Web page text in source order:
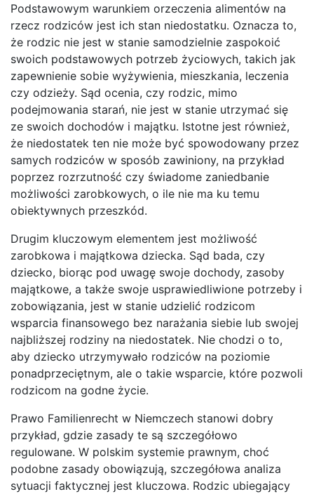
Podstawowym warunkiem orzeczenia alimentów na
rzecz rodziców jest ich stan niedostatku. Oznacza to,
że rodzic nie jest w stanie samodzielnie zaspokoić
swoich podstawowych potrzeb życiowych, takich jak
zapewnienie sobie wyżywienia, mieszkania, leczenia
czy odzieży. Sąd ocenia, czy rodzic, mimo
podejmowania starań, nie jest w stanie utrzymać się
ze swoich dochodów i majątku. Istotne jest również,
że niedostatek ten nie może być spowodowany przez
samych rodziców w sposób zawiniony, na przykład
poprzez rozrzutność czy świadome zaniedbanie
możliwości zarobkowych, o ile nie ma ku temu
obiektywnych przeszkód.
Drugim kluczowym elementem jest możliwość
zarobkowa i majątkowa dziecka. Sąd bada, czy
dziecko, biorąc pod uwagę swoje dochody, zasoby
majątkowe, a także swoje usprawiedliwione potrzeby i
zobowiązania, jest w stanie udzielić rodzicom
wsparcia finansowego bez narażania siebie lub swojej
najbliższej rodziny na niedostatek. Nie chodzi o to,
aby dziecko utrzymywało rodziców na poziomie
ponadprzeciętnym, ale o takie wsparcie, które pozwoli
rodzicom na godne życie.
Prawo Familienrecht w Niemczech stanowi dobry
przykład, gdzie zasady te są szczegółowo
regulowane. W polskim systemie prawnym, choć
podobne zasady obowiązują, szczegółowa analiza
sytuacji faktycznej jest kluczowa. Rodzic ubiegający